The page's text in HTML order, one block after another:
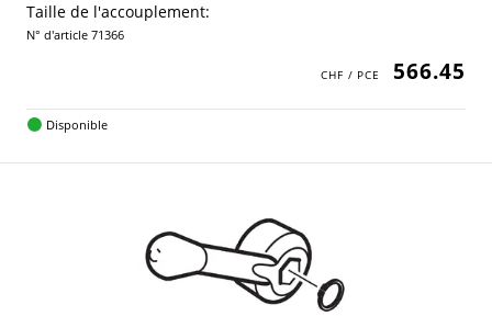
Taille de l'accouplement:
N° d'article 71366
566.45
Disponible